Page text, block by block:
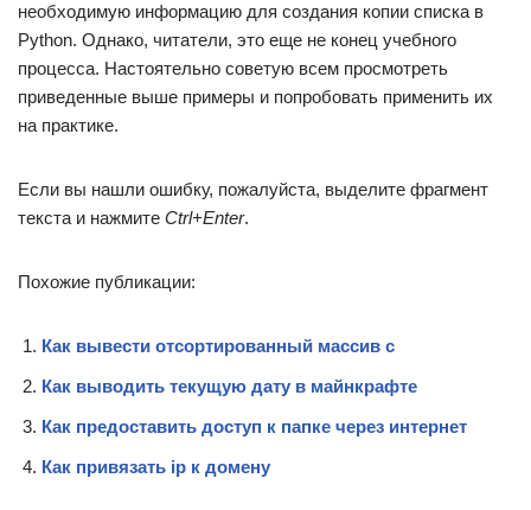
необходимую информацию для создания копии списка в
Python. Однако, читатели, это еще не конец учебного
процесса. Настоятельно советую всем просмотреть
приведенные выше примеры и попробовать применить их
на практике.
Если вы нашли ошибку, пожалуйста, выделите фрагмент
текста и нажмите Ctrl+Enter.
Похожие публикации:
Как вывести отсортированный массив c
Как выводить текущую дату в майнкрафте
Как предоставить доступ к папке через интернет
Как привязать ip к домену